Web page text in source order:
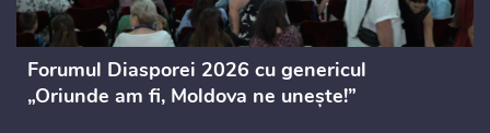
Forumul Diasporei 2026 cu genericul
„Oriunde am fi, Moldova ne unește!”